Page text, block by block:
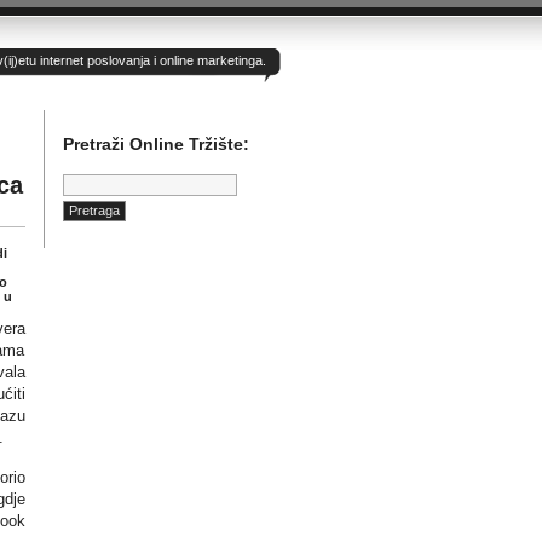
internet poslovanja i online marketinga.
u
Pretraži Online Tržište:
Pretraga: